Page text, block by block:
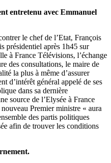
entretenu avec Emmanuel
le chef de l’Etat, François
présidentiel après 1h45 sur
à France Télévisions, l’échange
des consultations, le maire de
la plus à même d’assurer
d’intérêt général appelé de ses
dans sa dernière
source de l’Elysée à France
Premier ministre « aura
des partis politiques
afin de trouver les conditions